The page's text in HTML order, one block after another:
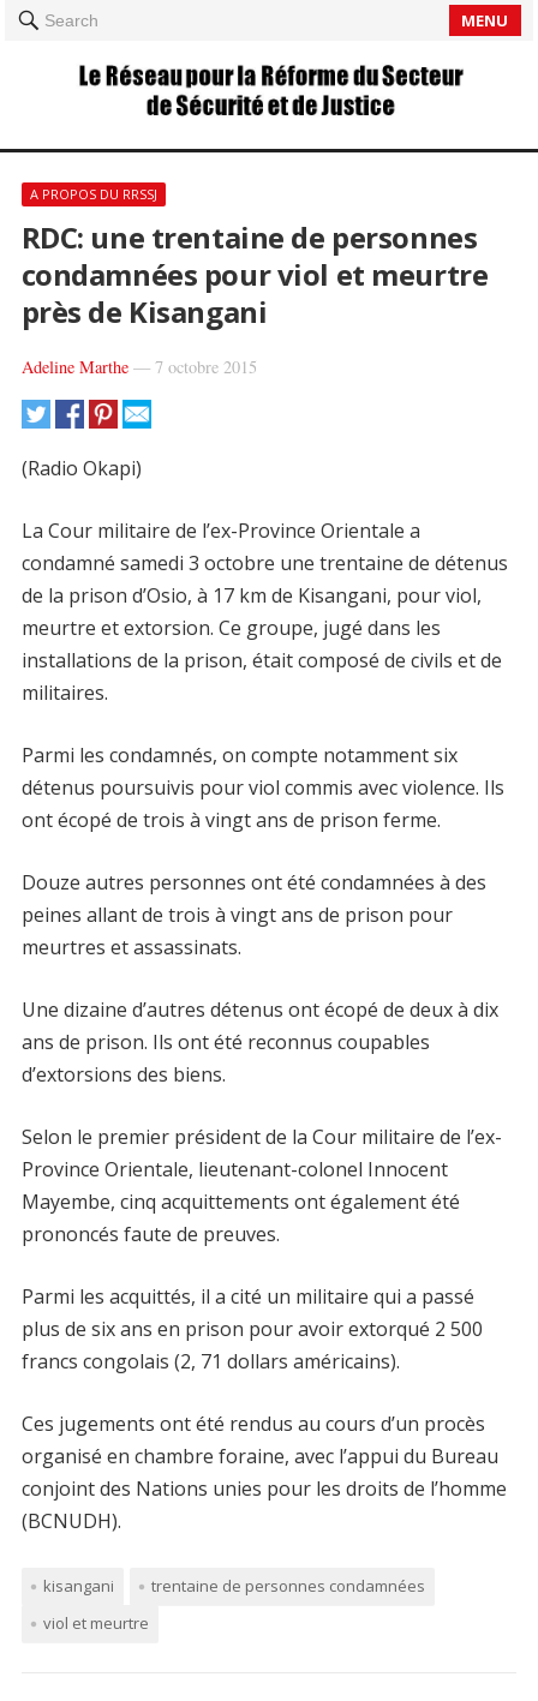
Search MENU
A PROPOS DU RRSSJ
RDC: une trentaine de personnes
condamnées pour viol et meurtre
près de Kisangani
Adeline Marthe— 7 octobre 2015
(Radio Okapi)
La Cour militaire de l’ex-Province Orientale a
condamné samedi 3 octobre une trentaine de détenus
de la prison d’Osio, à 17 km de Kisangani, pour viol,
meurtre et extorsion. Ce groupe, jugé dans les
installations de la prison, était composé de civils et de
militaires.
Parmi les condamnés, on compte notamment six
détenus poursuivis pour viol commis avec violence. Ils
ont écopé de trois à vingt ans de prison ferme.
Douze autres personnes ont été condamnées à des
peines allant de trois à vingt ans de prison pour
meurtres et assassinats.
Une dizaine d’autres détenus ont écopé de deux à dix
ans de prison. Ils ont été reconnus coupables
d’extorsions des biens.
Selon le premier président de la Cour militaire de l’ex-
Province Orientale, lieutenant-colonel Innocent
Mayembe, cinq acquittements ont également été
prononcés faute de preuves.
Parmi les acquittés, il a cité un militaire qui a passé
plus de six ans en prison pour avoir extorqué 2 500
francs congolais (2, 71 dollars américains).
Ces jugements ont été rendus au cours d’un procès
organisé en chambre foraine, avec l’appui du Bureau
conjoint des Nations unies pour les droits de l’homme
(BCNUDH).
kisangani
trentaine de personnes condamnées
viol et meurtre